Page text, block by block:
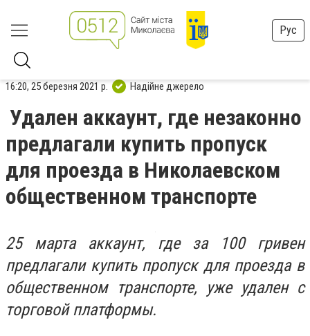
Рус
16:20, 25 березня 2021 р. Надійне джерело
Удален аккаунт, где незаконно
предлагали купить пропуск
для проезда в Николаевском
общественном транспорте
25 марта аккаунт, где за 100 гривен
предлагали купить пропуск для проезда в
общественном транспорте, уже удален с
торговой платформы.